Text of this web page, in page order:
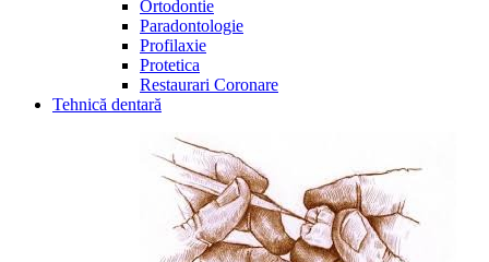
Ortodontie
Paradontologie
Profilaxie
Protetica
Restaurari Coronare
Tehnică dentară